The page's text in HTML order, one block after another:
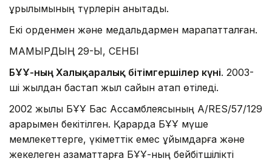
құрылымының түрлерін анықтады.
Екі орденмен және медальдармен марапатталған.
МАМЫРДЫҢ 29-Ы, СЕНБІ
БҰҰ-ның Халықаралық бітімгершілер күні. 2003-
ші жылдан бастап жыл сайын атап өтіледі.
2002 жылы БҰҰ Бас Ассамблеясының A/RES/57/129
қарарымен бекітілген. Қарарда БҰҰ мүше
мемлекеттерге, үкіметтік емес ұйымдарға және
жекелеген азаматтарға БҰҰ-ның бейбітшілікті